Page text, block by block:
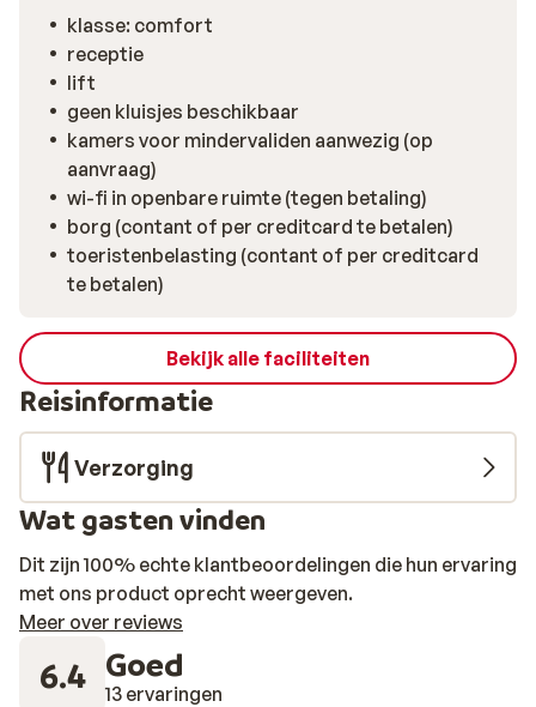
klasse: comfort
receptie
lift
geen kluisjes beschikbaar
kamers voor mindervaliden aanwezig (op
aanvraag)
wi-fi in openbare ruimte (tegen betaling)
borg (contant of per creditcard te betalen)
toeristenbelasting (contant of per creditcard
te betalen)
Bekijk alle faciliteiten
Reisinformatie
Verzorging
Wat gasten vinden
Dit zijn 100% echte klantbeoordelingen die hun ervaring
met ons product oprecht weergeven.
Meer over reviews
6.4 Goed
13 ervaringen